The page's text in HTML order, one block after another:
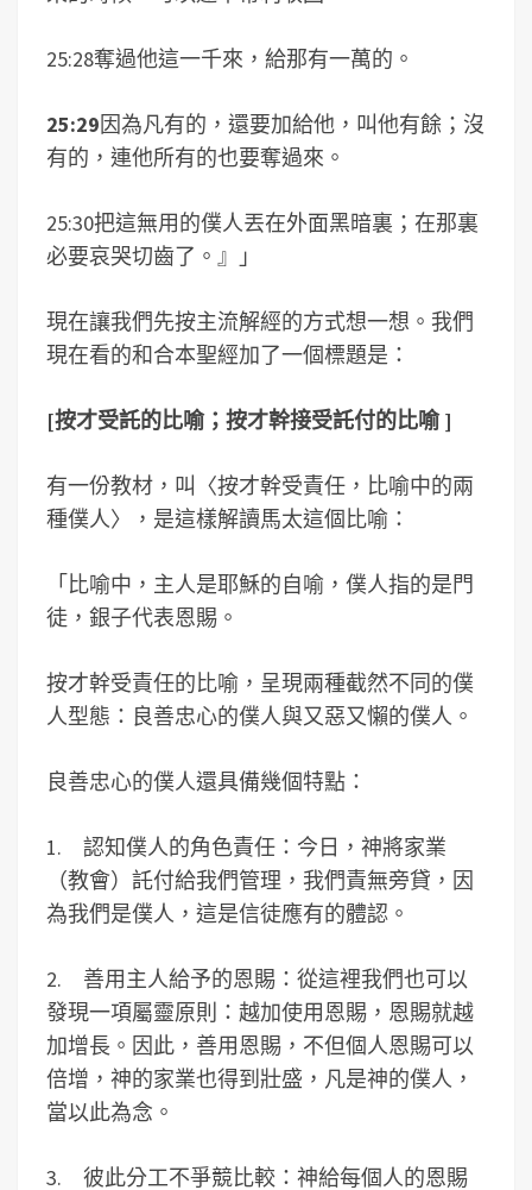
25:28奪過他這一千來，給那有一萬的。
25:29因為凡有的，還要加給他，叫他有餘；沒
有的，連他所有的也要奪過來。
25:30把這無用的僕人丟在外面黑暗裏；在那裏
必要哀哭切齒了。』」
現在讓我們先按主流解經的方式想一想。我們
現在看的和合本聖經加了一個標題是：
[按才受託的比喻； 按才幹接受託付的比喻]
有一份教材，叫〈按才幹受責任，比喻中的兩
種僕人〉，是這樣解讀馬太這個比喻：
「比喻中，主人是耶穌的自喻，僕人指的是門
徒，銀子代表恩賜。
按才幹受責任的比喻，呈現兩種截然不同的僕
人型態：良善忠心的僕人與又惡又懶的僕人。
良善忠心的僕人還具備幾個特點：
1. 認知僕人的角色責任：今日，神將家業
（教會）託付給我們管理，我們責無旁貸，因
為我們是僕人，這是信徒應有的體認。
2. 善用主人給予的恩賜：從這裡我們也可以
發現一項屬靈原則：越加使用恩賜，恩賜就越
加增長。因此，善用恩賜，不但個人恩賜可以
倍增，神的家業也得到壯盛，凡是神的僕人，
當以此為念。
3. 彼此分工不爭競比較：神給每個人的恩賜